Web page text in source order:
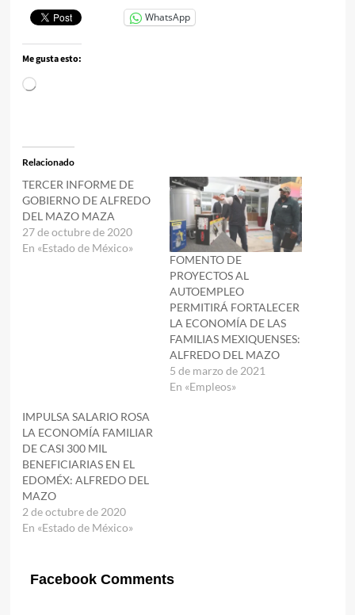
WhatsApp
Me gusta esto:
Cargando...
Relacionado
TERCER INFORME DE
GOBIERNO DE ALFREDO
DEL MAZO MAZA
27 de octubre de 2020
En «Estado de México»
FOMENTO DE
PROYECTOS AL
AUTOEMPLEO
PERMITIRÁ FORTALECER
LA ECONOMÍA DE LAS
FAMILIAS MEXIQUENSES:
ALFREDO DEL MAZO
5 de marzo de 2021
En «Empleos»
IMPULSA SALARIO ROSA
LA ECONOMÍA FAMILIAR
DE CASI 300 MIL
BENEFICIARIAS EN EL
EDOMÉX: ALFREDO DEL
MAZO
2 de octubre de 2020
En «Estado de México»
Facebook Comments